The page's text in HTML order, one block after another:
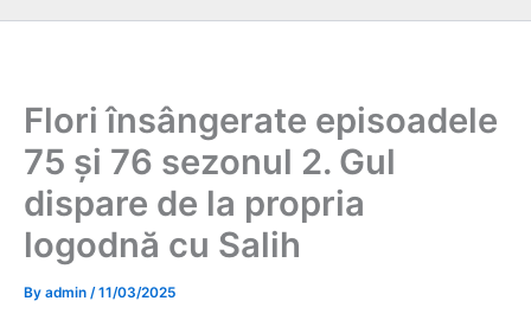
Flori însângerate episoadele
75 și 76 sezonul 2. Gul
dispare de la propria
logodnă cu Salih
By admin /11/03/2025